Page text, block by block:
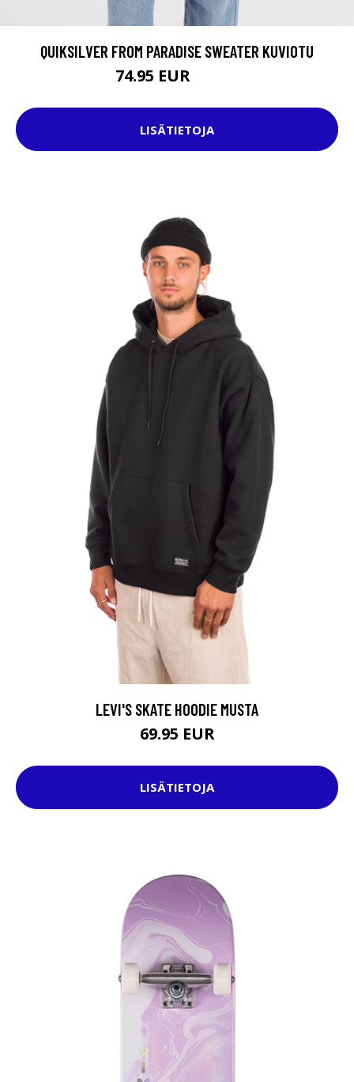
QUIKSILVER FROM PARADISE SWEATER KUVIOTU
74.95 EUR
LISÄTIETOJA
LEVI'S SKATE HOODIE MUSTA
69.95 EUR
LISÄTIETOJA